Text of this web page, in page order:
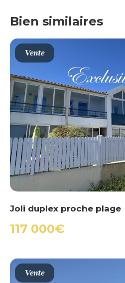
Bien similaires
Vente
Joli duplex proche plage
117 000€
Vente